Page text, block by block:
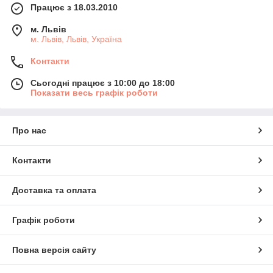
Працює з 18.03.2010
м. Львів
м. Львів, Львів, Україна
Контакти
Сьогодні працює з 10:00 до 18:00
Показати весь графік роботи
Про нас
Контакти
Доставка та оплата
Графік роботи
Повна версія сайту